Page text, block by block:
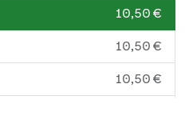
10,50 €
10,50 €
10,50 €